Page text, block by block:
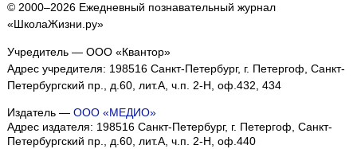
© 2000–2026 Ежедневный познавательный журнал
«ШколаЖизни.ру»
Учредитель — ООО «Квантор»
Адрес учредителя: 198516 Санкт-Петербург, г. Петергоф, Санкт-
Петербургский пр., д.60, лит.А, ч.п. 2-Н, оф.432, 434
Издатель — ООО «МЕДИО»
Адрес издателя: 198516 Санкт-Петербург, г. Петергоф, Санкт-
Петербургский пр., д.60, лит.А, ч.п. 2-Н, оф.440